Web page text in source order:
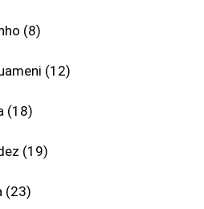
8
12
18
19
23